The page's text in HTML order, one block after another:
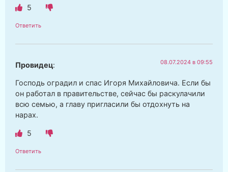
5
Ответить
Провидец: 08.07.2024 в 09:55
Господь оградил и спас Игоря Михайловича. Если бы
он работал в правительстве, сейчас бы раскулачили
всю семью, а главу пригласили бы отдохнуть на
нарах.
5
Ответить